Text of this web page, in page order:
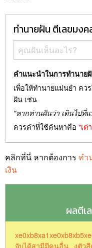
ทำนายฝัน ตีเลขมงค
คำแนะนำในการทำนาย
เพื่อให้ทำนายแม่นยำ คว
ฝัน เช่น
"หากท่านฝันว่า เดินไปที่
ควรคำที่ใช้ค้นหาคือ "เต่
คลิกที่นี่ หากต้องการ ทำ
เงิน
ผลตีเ
จับได้สามีมีคนอื่น งูตัว